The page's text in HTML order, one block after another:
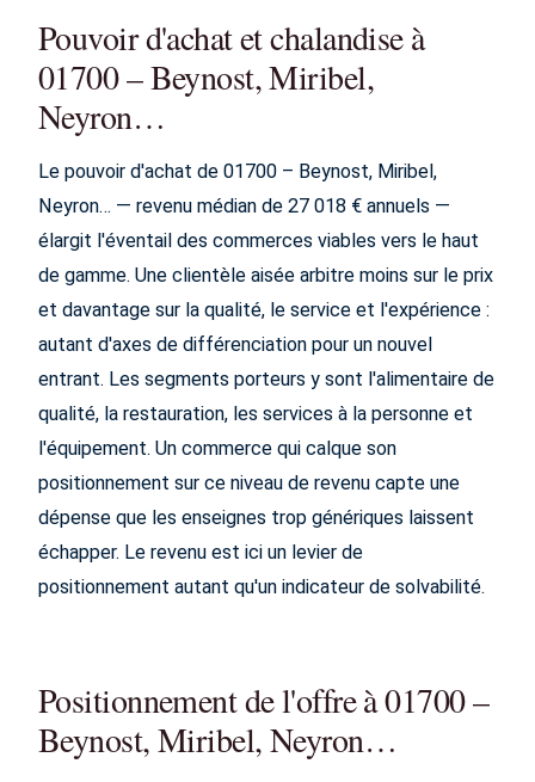
Pouvoir d'achat et chalandise à
01700 – Beynost, Miribel,
Neyron…
Le pouvoir d'achat de 01700 – Beynost, Miribel,
Neyron… — revenu médian de 27 018 € annuels —
élargit l'éventail des commerces viables vers le haut
de gamme. Une clientèle aisée arbitre moins sur le prix
et davantage sur la qualité, le service et l'expérience :
autant d'axes de différenciation pour un nouvel
entrant. Les segments porteurs y sont l'alimentaire de
qualité, la restauration, les services à la personne et
l'équipement. Un commerce qui calque son
positionnement sur ce niveau de revenu capte une
dépense que les enseignes trop génériques laissent
échapper. Le revenu est ici un levier de
positionnement autant qu'un indicateur de solvabilité.
Positionnement de l'offre à 01700 –
Beynost, Miribel, Neyron…